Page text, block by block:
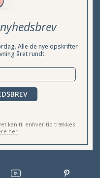
Alle de nye opskrifter
året rundt.
kan til enhver tid trækkes
her